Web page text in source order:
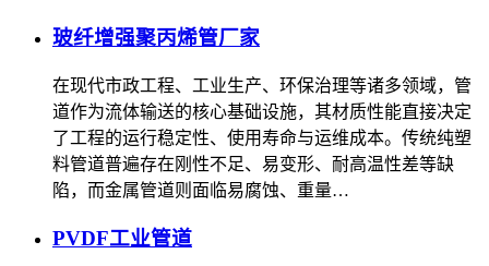
玻纤增强聚丙烯管厂家
在现代市政工程、工业生产、环保治理等诸多领域，管
道作为流体输送的核心基础设施，其材质性能直接决定
了工程的运行稳定性、使用寿命与运维成本。传统纯塑
料管道普遍存在刚性不足、易变形、耐高温性差等缺
陷，而金属管道则面临易腐蚀、重量…
PVDF工业管道